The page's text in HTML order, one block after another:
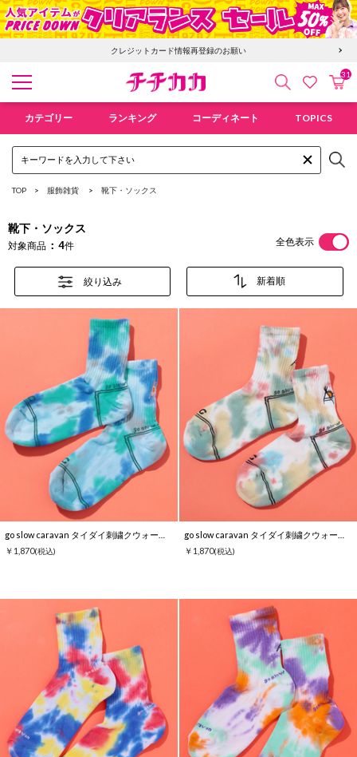
クレジットカード情報再登録のお願い
検索 お気にカ
31
カテゴリー ランキング コーディネート TOPICS
TOP 服飾雑貨 靴下・ソックス
靴下・ソックス
対象商品 4件 全色表示
絞り込み
￥1,870(税込)
￥1,870(税込)